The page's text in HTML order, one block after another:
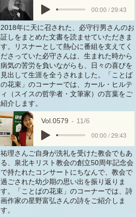
00:00 / 29:43
2018年に天に召された、必守行男さんのお
証しをまとめた文書を読ませていただきま
す。リスナーとして熱心に番組を支えてく
ださっていた必守さんは、生まれた時から
病気の苦労を負いながらも、日々の喜びを
見出して生涯を全うされました。「ことば
の花束」のコーナーでは、カール・ヒルテ
ィ（スイスの哲学者・文筆家）の言葉をご
紹介します。
Vol.0579 11/6
00:00 / 29:43
祐理さんご自身が洗礼を受けた教会でもあ
る、泉北キリスト教会の創立50周年記念会
で持たれたコンサートにちなんで、教会で
過ごされた幼少期の思い出を振り返りま
す。「ことばの花束」のコーナーでは、詩
画作家の星野富弘さんの詩をご紹介しま
す。